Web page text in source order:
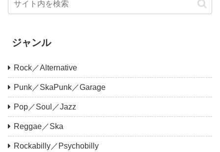
ジャンル
Rock／Alternative
Punk／SkaPunk／Garage
Pop／Soul／Jazz
Reggae／Ska
Rockabilly／Psychobilly